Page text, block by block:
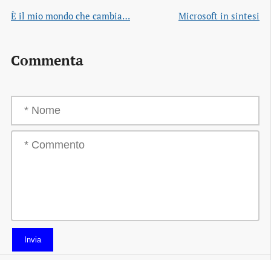
È il mio mondo che cambia…
Microsoft in sintesi
Commenta
Invia